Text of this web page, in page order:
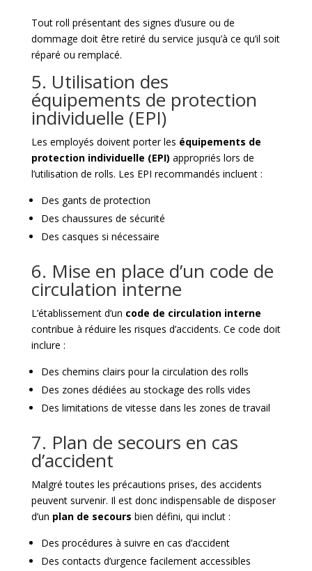
Tout roll présentant des signes d’usure ou de
dommage doit être retiré du service jusqu’à ce qu’il soit
réparé ou remplacé.
5. Utilisation des
équipements de protection
individuelle (EPI)
Les employés doivent porter les équipements de
protection individuelle (EPI) appropriés lors de
l’utilisation de rolls. Les EPI recommandés incluent :
Des gants de protection
Des chaussures de sécurité
Des casques si nécessaire
6. Mise en place d’un code de
circulation interne
L’établissement d’un code de circulation interne
contribue à réduire les risques d’accidents. Ce code doit
inclure :
Des chemins clairs pour la circulation des rolls
Des zones dédiées au stockage des rolls vides
Des limitations de vitesse dans les zones de travail
7. Plan de secours en cas
d’accident
Malgré toutes les précautions prises, des accidents
peuvent survenir. Il est donc indispensable de disposer
d’un plan de secours bien défini, qui inclut :
Des procédures à suivre en cas d’accident
Des contacts d’urgence facilement accessibles